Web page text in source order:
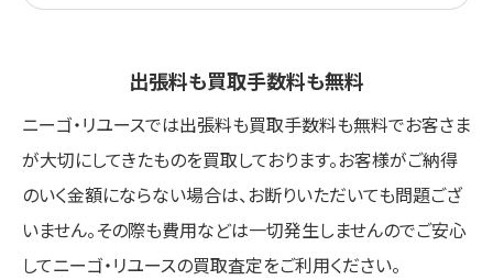
出張料も買取手数料も無料
ニーゴ・リユースでは出張料も買取手数料も無料でお客さま
が大切にしてきたものを買取しております。お客様がご納得
のいく金額にならない場合は、お断りいただいても問題ござ
いません。その際も費用などは一切発生しませんのでご安心
してニーゴ・リユースの買取査定をご利用ください。